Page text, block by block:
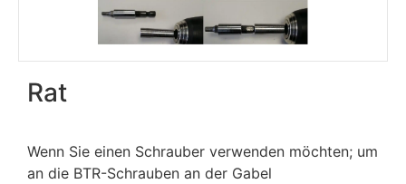
Rat
Wenn Sie einen Schrauber verwenden möchten; um
an die BTR-Schrauben an der Gabel